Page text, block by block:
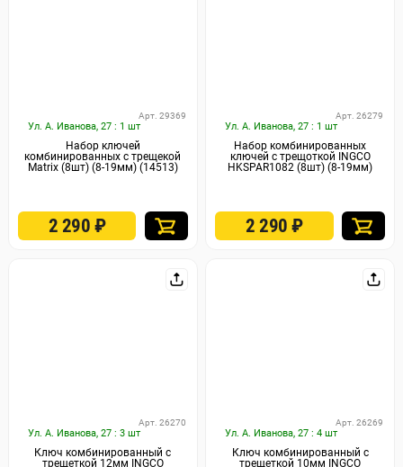
Ул. А. Иванова, 27 : 1 шт
Арт. 29369
Набор ключей
комбинированных с трещекой
Matrix (8шт) (8-19мм) (14513)
2 290 ₽
Ул. А. Иванова, 27 : 1 шт
Арт. 26279
Набор комбинированных
ключей с трещоткой INGCO
HKSPAR1082 (8шт) (8-19мм)
2 290₽
Ул. А. Иванова, 27 : 3 шт
Арт. 26270
Ключ комбинированный с
трещеткой 12мм INGCO
Ул. А. Иванова, 27 : 4 шт
Арт. 26269
Ключ комбинированный с
трещеткой 10мм INGCO